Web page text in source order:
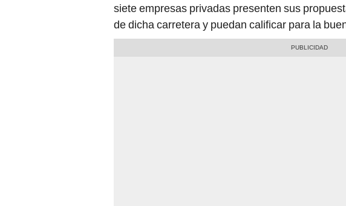
siete empresas privadas presenten sus
de dicha carretera y puedan calificar para la